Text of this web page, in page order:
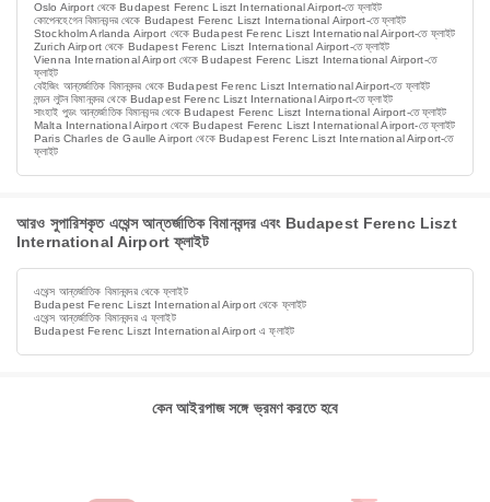
Oslo Airport থেকে Budapest Ferenc Liszt International Airport-তে ফ্লাইট
কোপেনহেগেন বিমানবন্দর থেকে Budapest Ferenc Liszt International Airport-তে ফ্লাইট
Stockholm Arlanda Airport থেকে Budapest Ferenc Liszt International Airport-তে ফ্লাইট
Zurich Airport থেকে Budapest Ferenc Liszt International Airport-তে ফ্লাইট
Vienna International Airport থেকে Budapest Ferenc Liszt International Airport-তে
ফ্লাইট
বেইজিং আন্তর্জাতিক বিমানবন্দর থেকে Budapest Ferenc Liszt International Airport-তে ফ্লাইট
লন্ডন লুটন বিমানবন্দর থেকে Budapest Ferenc Liszt International Airport-তে ফ্লাইট
সাংহাই পুডং আন্তর্জাতিক বিমানবন্দর থেকে Budapest Ferenc Liszt International Airport-তে ফ্লাইট
Malta International Airport থেকে Budapest Ferenc Liszt International Airport-তে ফ্লাইট
Paris Charles de Gaulle Airport থেকে Budapest Ferenc Liszt International Airport-তে
ফ্লাইট
আরও সুপারিশকৃত এথেন্স আন্তর্জাতিক বিমানবন্দর এবং Budapest Ferenc Liszt
International Airport ফ্লাইট
এথেন্স আন্তর্জাতিক বিমানবন্দর থেকে ফ্লাইট
Budapest Ferenc Liszt International Airport থেকে ফ্লাইট
এথেন্স আন্তর্জাতিক বিমানবন্দর এ ফ্লাইট
Budapest Ferenc Liszt International Airport এ ফ্লাইট
কেন আইরপাজ সঙ্গে ভ্রমণ করতে হবে